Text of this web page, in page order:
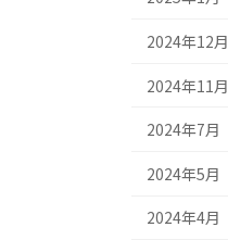
2024年12月
2024年11月
2024年7月
2024年5月
2024年4月